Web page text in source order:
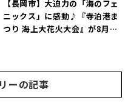
【長岡市】大迫力の「海のフェ
ニックス」に感動♪『寺泊港ま
つり 海上大花火大会』が8月7
ーの記事